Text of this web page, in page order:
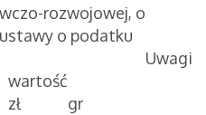
rozwojowej, o
o podatku
Uwagi
wartość
zł
gr